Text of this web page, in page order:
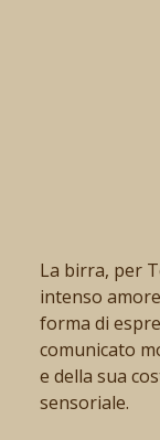
La birra, per
intenso
forma di
comunicato
e della sua
sensoriale.